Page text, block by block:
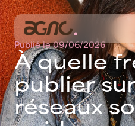
Publié le09/06/2026
Àquellefr
publiersu
réseauxso